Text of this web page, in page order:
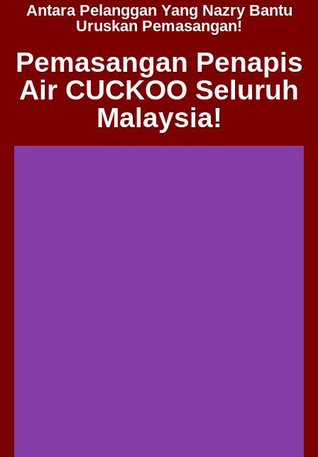
Antara Pelanggan Yang Nazry Bantu
Uruskan Pemasangan!
Pemasangan Penapis
Air CUCKOO Seluruh
Malaysia!